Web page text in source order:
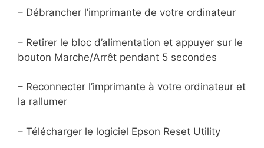
– Débrancher l’imprimante de votre ordinateur
– Retirer le bloc d’alimentation et appuyer sur le
bouton Marche/Arrêt pendant 5 secondes
– Reconnecter l’imprimante à votre ordinateur et
la rallumer
– Télécharger le logiciel Epson Reset Utility